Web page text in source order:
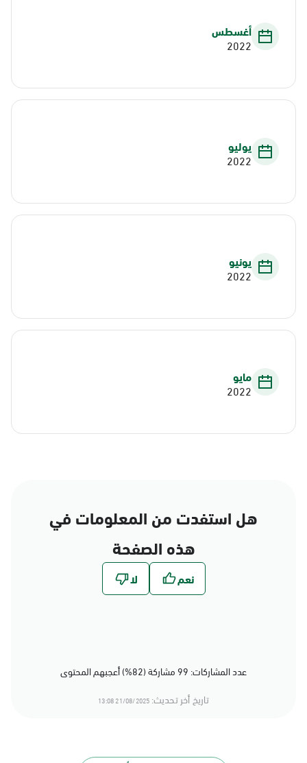
أغسطس
2022
يوليو
2022
يونيو
2022
مايو
2022
هل استفدت من المعلومات في
هذه الصفحة
عدد المشاركات: 99 مشاركة (82%) أعجبهم المحتوى
تاريخ أخر تحديث: 21/08/2025 13:08